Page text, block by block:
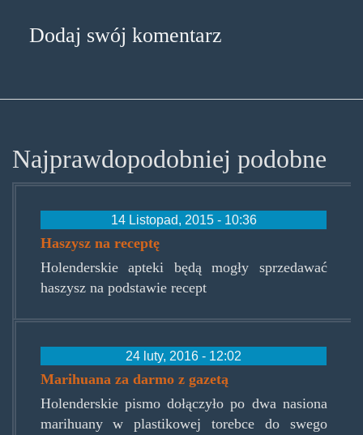
Dodaj swój komentarz
Najprawdopodobniej podobne
14 Listopad, 2015 - 10:36
Haszysz na receptę
Holenderskie apteki będą mogły sprzedawać
haszysz na podstawie recept
24 luty, 2016 - 12:02
Marihuana za darmo z gazetą
Holenderskie pismo dołączyło po dwa nasiona
marihuany w plastikowej torebce do swego